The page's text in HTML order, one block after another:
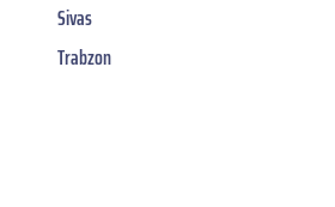
Sivas
Trabzon